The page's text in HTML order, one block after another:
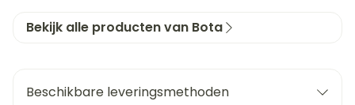
Bekijk alle producten van Bota
Beschikbare leveringsmethoden